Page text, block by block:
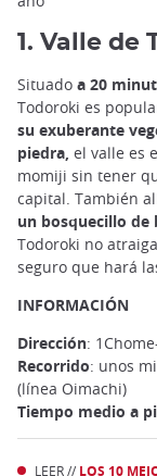
1. Valle de
Situado a 20
Todoroki es
su exuberante
piedra, el valle es
momiji sin tener
capital. También
un bosquecillo de
Todoroki no
seguro que hará
INFORMACIÓN
Dirección:
Recorrido: unos
(línea Oimachi)
Tiempo medio a
LEER // LOS 10